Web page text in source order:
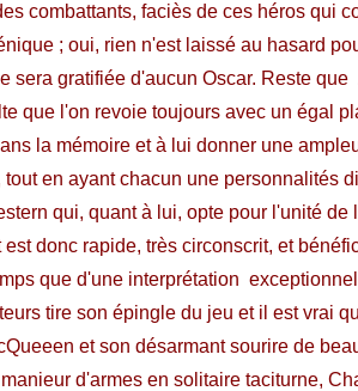
combattants, faciès de ces héros qui
; oui, rien n'est laissé au hasard
sera gratifiée d'aucun Oscar. Reste que
que l'on revoie toujours avec un égal
la mémoire et à lui donner une
tout en ayant chacun une personnalités
qui, quant à lui, opte pour l'unité
donc rapide, très circonscrit, et
que d'une interprétation
tire son épingle du jeu et il est vrai
et son désarmant sourire de
d'armes en solitaire taciturne,